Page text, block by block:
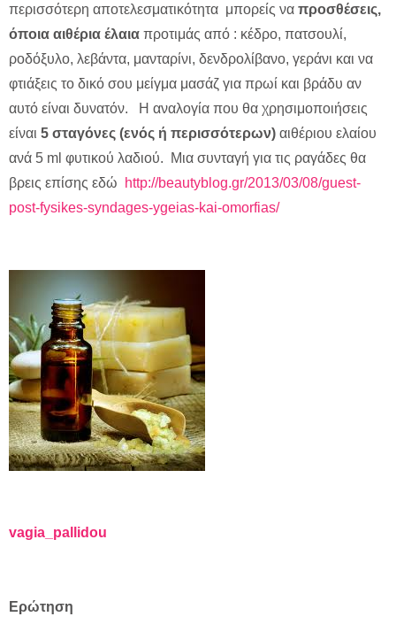
περισσότερη αποτελεσματικότητα μπορείς να προσθέσεις,
όποια αιθέρια έλαια προτιμάς από : κέδρο, πατσουλί,
ροδόξυλο, λεβάντα, μανταρίνι, δενδρολίβανο, γεράνι και να
φτιάξεις το δικό σου μείγμα μασάζ για πρωί και βράδυ αν
αυτό είναι δυνατόν. Η αναλογία που θα χρησιμοποιήσεις
είναι 5 σταγόνες (ενός ή περισσότερων) αιθέριου ελαίου
ανά 5 ml φυτικού λαδιού. Μια συνταγή για τις ραγάδες θα
βρεις επίσης εδώ
http://beautyblog.gr/2013/03/08/guest-
post-fysikes-syndages-ygeias-kai-omorfias/
vagia_pallidou
Ερώτηση